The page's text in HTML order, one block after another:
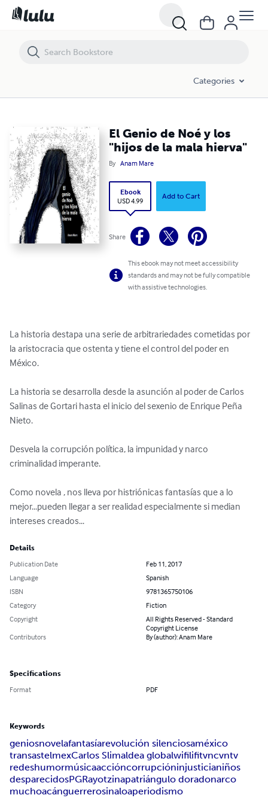
Categories
El Genio de Noé y los
"hijos de la mala hierva"
By Anam Mare
Ebook
USD 4.99
Add to Cart
Share
This ebook may not meet accessibility
standards and may not be fully compatible
with assistive technologies.
La historia destapa una serie de arbitrariedades cometidas por
la aristocracia que ostenta y tiene el control del poder en
México.
La historia se desarrolla desde la asunción al poder de Carlos
Salinas de Gortari hasta el inicio del sexenio de Enrique Peña
Nieto.
Desvela la corrupción política, la impunidad y narco
criminalidad imperante.
Como novela , nos lleva por histriónicas fantasías que a lo
mejor...pueden llegar a ser realidad especialmente si median
intereses creados...
Details
Publication Date
Feb 11, 2017
Language
Spanish
ISBN
9781365750106
Category
Fiction
Copyright
All Rights Reserved - Standard
Copyright License
Contributors
By (author): Anam Mare
Specifications
Format PDF
Keywords
geniosnovelafantasíarevolución silenciosaméxico
transastelmexCarlos Slimaldea globalwifilifitvncvntv
redeshumormúsicaaccióncorrupcióninjusticianiños
desparecidosPGRayotzinapatriángulo doradonarco
muchoacánguerrerosinaloaperiodismo
El Genio de Noé y los "hijos de la mala hierva"